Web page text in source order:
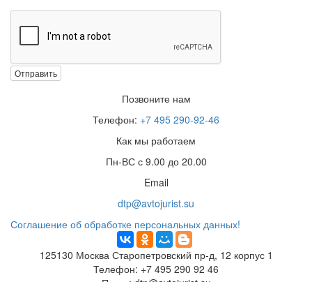
Отправить
Позвоните нам
Телефон: +7 495 290-92-46
Как мы работаем
Пн-ВС с 9.00 до 20.00
Email
dtp@avtojurist.su
Соглашение об обработке персональных данных!
125130 Москва Старопетровский пр-д, 12 корпус 1
Телефон: +7 495 290 92 46